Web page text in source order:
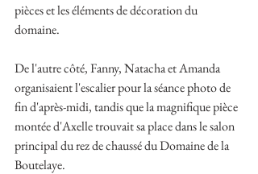
pièces et les éléments de décoration du
domaine.
De l'autre côté, Fanny, Natacha et Amanda
organisaient l'escalier pour la séance photo de
fin d'après-midi, tandis que la magnifique pièce
montée d'Axelle trouvait sa place dans le salon
principal du rez de chaussé du Domaine de la
Boutelaye.